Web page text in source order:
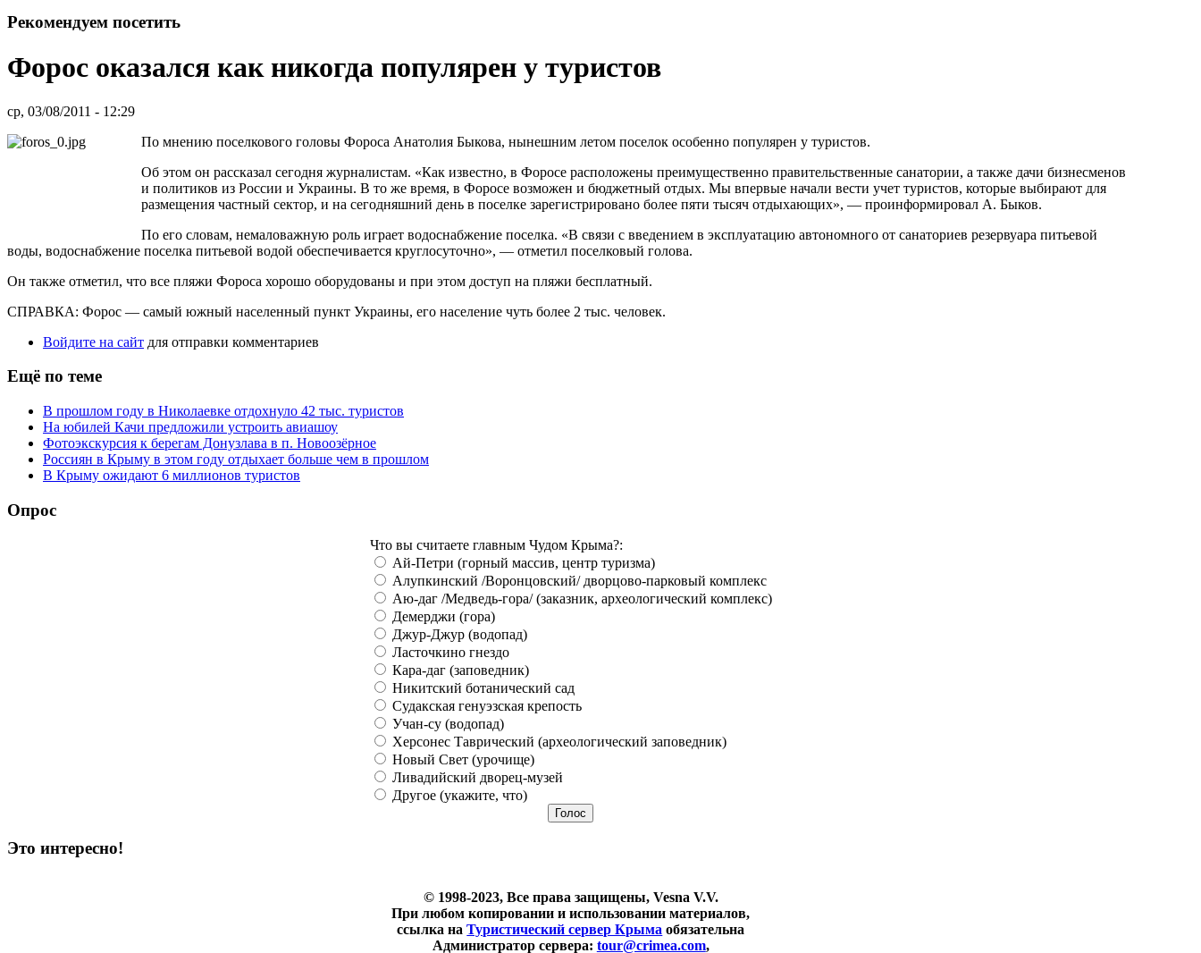
Рекомендуем посетить
Форос оказался как никогда популярен у туристов
ср, 03/08/2011 - 12:29
По мнению поселкового головы Фороса Анатолия Быкова, нынешним летом поселок особенно популярен у туристов.
Об этом он рассказал сегодня журналистам. «Как известно, в Форосе расположены преимущественно правительственные санатории, а также дачи бизнесменов
и политиков из России и Украины. В то же время, в Форосе возможен и бюджетный отдых. Мы впервые начали вести учет туристов, которые выбирают для
размещения частный сектор, и на сегодняшний день в поселке зарегистрировано более пяти тысяч отдыхающих», — проинформировал А. Быков.
По его словам, немаловажную роль играет водоснабжение поселка. «В связи с введением в эксплуатацию автономного от санаториев резервуара питьевой
воды, водоснабжение поселка питьевой водой обеспечивается круглосуточно», — отметил поселковый голова.
Он также отметил, что все пляжи Фороса хорошо оборудованы и при этом доступ на пляжи бесплатный.
СПРАВКА: Форос — самый южный населенный пункт Украины, его население чуть более 2 тыс. человек.
Войдите на сайт для отправки комментариев
Ещё по теме
В прошлом году в Николаевке отдохнуло 42 тыс. туристов
На юбилей Качи предложили устроить авиашоу
Фотоэкскурсия к берегам Донузлава в п. Новоозёрное
Россиян в Крыму в этом году отдыхает больше чем в прошлом
В Крыму ожидают 6 миллионов туристов
Опрос
Что вы считаете главным Чудом Крыма?:
Ай-Петри (горный массив, центр туризма)
Алупкинский /Воронцовский/ дворцово-парковый комплекс
Аю-даг /Медведь-гора/ (заказник, археологический комплекс)
Демерджи (гора)
Джур-Джур (водопад)
Ласточкино гнездо
Кара-даг (заповедник)
Никитский ботанический сад
Судакская генуэзская крепость
Учан-су (водопад)
Херсонес Таврический (археологический заповедник)
Новый Свет (урочище)
Ливадийский дворец-музей
Другое (укажите, что)
Это интересно!
© 1998-2023, Все права защищены, Vesna V.V.
При любом копировании и использовании материалов,
ссылка наТуристический сервер Крыма обязательна
Администратор сервера: tour@crimea.com,